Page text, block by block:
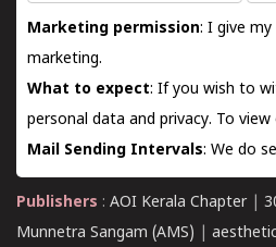
Marketing permission: I give
marketing.
What to expect: If you wish to
personal data and privacy. To
Mail Sending Intervals: We do
Publishers : AOI Kerala Chapter|
Munnetra Sangam (AMS)